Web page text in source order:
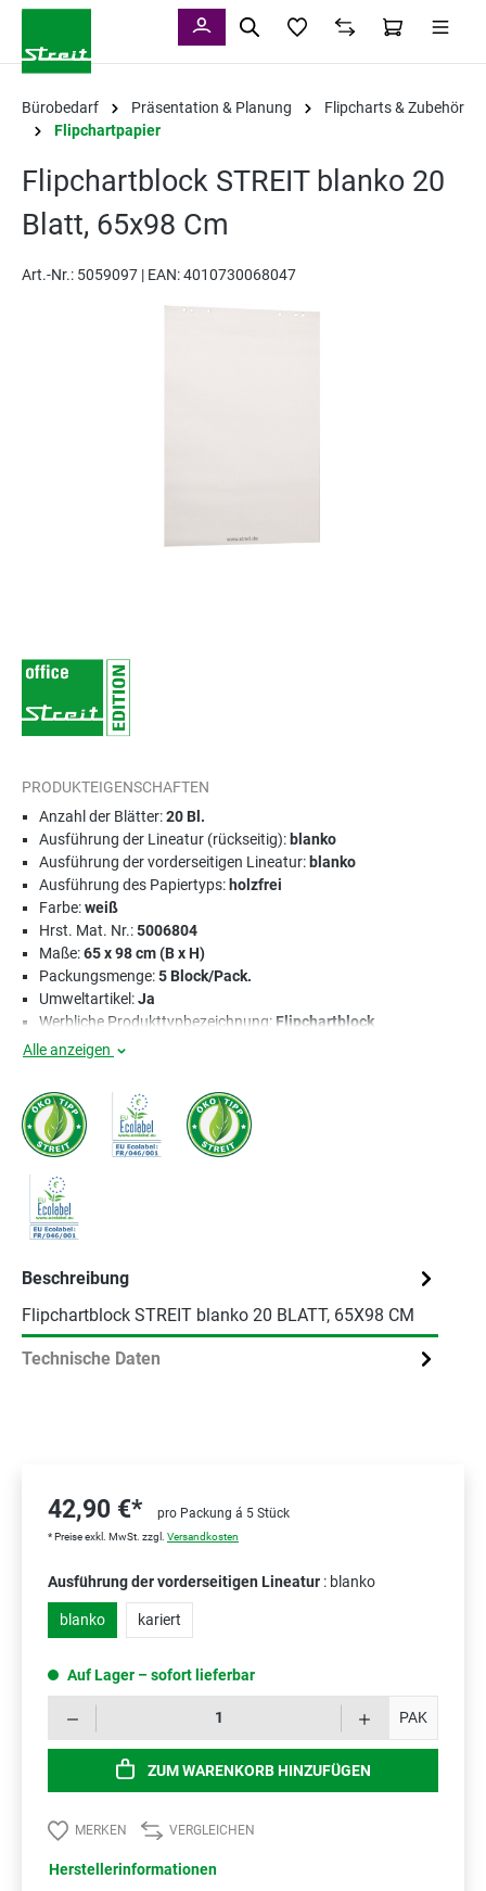
Bürobedarf Präsentation & Planung
Flipcharts & Zubehör
Flipchartpapier
Flipchartblock STREIT blanko 20
Blatt, 65x98 Cm
Art.-Nr.: 5059097 | EAN: 4010730068047
Bildergalerie überspringen
PRODUKTEIGENSCHAFTEN
Anzahl der Blätter:20 Bl.
Ausführung der Lineatur (rückseitig): blanko
Ausführung der vorderseitigen Lineatur: blanko
Ausführung des Papiertyps: holzfrei
Farbe:weiß
Hrst. Mat. Nr.:5006804
Maße:65 x 98 cm (B x H)
Packungsmenge:5 Block/Pack.
Umweltartikel:Ja
Werbliche Produkttypbezeichnung: Flipchartblock
Alle anzeigen
Beschreibung
Flipchartblock STREIT blanko 20 BLATT, 65X98 CM
Technische Daten
42,90 €* pro Packung á 5 Stück
* Preise exkl. MwSt. zzgl. Versandkosten
Ausführung der vorderseitigen Lineatur : blanko
blanko kariert
Auf Lager – sofort lieferbar
PAK
ZUM WARENKORB HINZUFÜGEN
MERKEN VERGLEICHEN
Herstellerinformationen